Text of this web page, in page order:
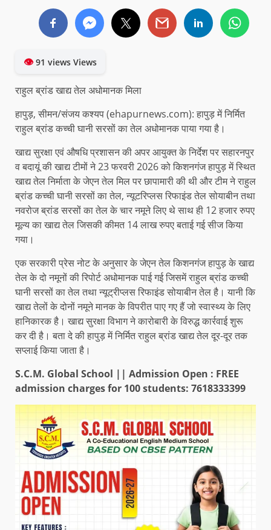
👁91 views Views
राहुल ब्रांड खाद्य तेल अधोमानक मिला
हापुड़, सीमन/संजय कश्यप (ehapurnews.com): हापुड़ में निर्मित
राहुल ब्रांड कच्ची घानी सरसों का तेल अधोमानक पाया गया है।
खाद्य सुरक्षा एवं औषधि प्रशासन की अपर आयुक्त के निर्देश पर सहारनपुर
व बदायूं की खाद्य टीमों ने 23 फरवरी 2026 को किशनगंज हापुड़ में स्थित
खाद्य तेल निर्माता के जेएन तेल मिल पर छापामारी की थी और टीम ने राहुल
ब्रांड कच्ची घानी सरसों का तेल, न्यूटरिप्लस रिफाइंड तेल सोयाबीन तथा
नवरोज ब्रांड सरसों का तेल के चार नमूने लिए थे साथ ही 12 हजार रुपए
मूल्य का खाद्य तेल जिसकी कीमत 14 लाख रुपए बताई गई सीज किया
गया।
एक सरकारी प्रेस नोट के अनुसार के जेएन तेल किशनगंज हापुड़ के खाद्य
तेल के दो नमूनों की रिपोर्ट अधोमानक पाई गई जिसमें राहुल ब्रांड कच्ची
घानी सरसों का तेल तथा न्यूट्रीप्लस रिफाइंड सोयाबीन तेल है। यानी कि
खाद्य तेलों के दोनों नमूने मानक के विपरीत पाए गए हैं जो स्वास्थ्य के लिए
हानिकारक है। खाद्य सुरक्षा विभाग ने कारोबारी के विरुद्ध कार्रवाई शुरू
कर दी है। बता दे की हापुड़ में निर्मित राहुल ब्रांड खाद्य तेल दूर-दूर तक
सप्लाई किया जाता है।
S.C.M. Global School || Admission Open : FREE
admission charges for 100 students: 7618333399